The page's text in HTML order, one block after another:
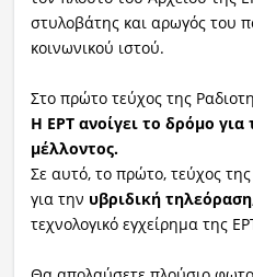
στυλοβάτης και αρωγός του
κοινωνικού ιστού.
Στο πρώτο τεύχος της
Η ΕΡΤ ανοίγει το δρόμο
μέλλοντος.
Σε αυτό, το πρώτο, τεύχος
για την υβριδική
τεχνολογικό εγχείρημα της